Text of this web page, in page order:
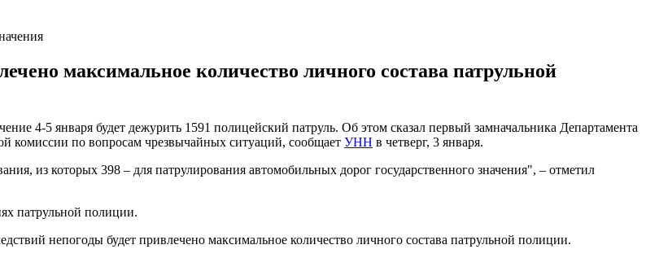
максимальное количество личного состава патрульной
4-5 января будет дежурить 1591 полицейский патруль. Об этом сказал первый замначальника Департамента
комиссии по вопросам чрезвычайных ситуаций, сообщает УНН в четверг, 3 января.
из которых 398 – для патрулирования автомобильных дорог государственного значения", – отметил
патрульной полиции.
непогоды будет привлечено максимальное количество личного состава патрульной полиции.